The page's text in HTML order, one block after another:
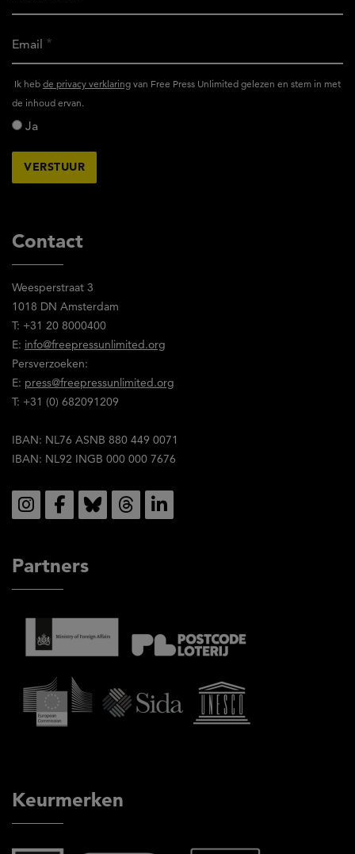
Contact
Weesperstraat 3
1018 DN Amsterdam
T: +31 20 8000400
E: info@freepressunlimited.org
Persverzoeken:
E: press@freepressunlimited.org
T: +31 (0) 682091209
IBAN: NL76 ASNB 880 449 0071
IBAN: NL92 INGB 000 000 7676
Social
Partners
Keurmerken
Email
Ik
heb
het
reglement
Unlimited
stem
in
met
de
inhoud
ervan.
Ik heb de privacy verklaring van Free Press Unlimited gelezen en stem in met
de inhoud ervan.
Ja